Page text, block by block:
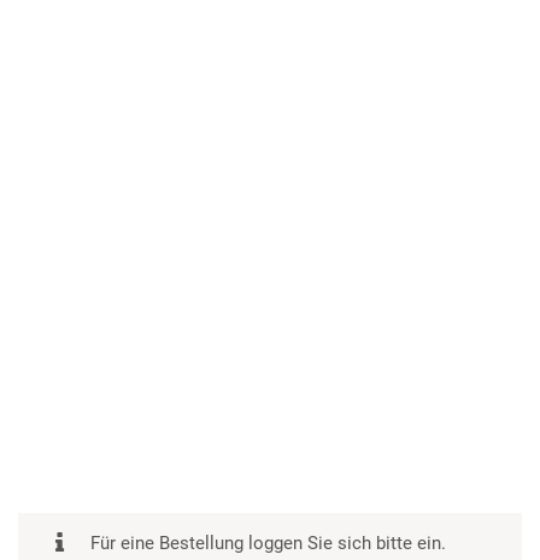
Für eine Bestellung loggen Sie sich bitte ein.